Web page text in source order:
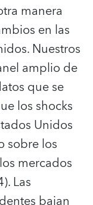
manera
en las
Nuestros
amplio de
que se
los shocks
Unidos
sobre los
mercados
Las